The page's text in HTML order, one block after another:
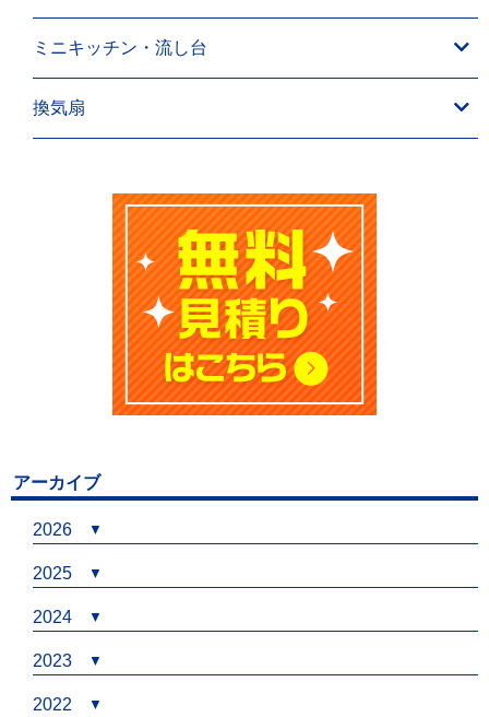
ミニキッチン・流し台
換気扇
アーカイブ
2026
2025
2024
2023
2022